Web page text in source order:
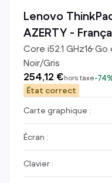
Lenovo
AZERTY -
Core i52.1 GHz16Go
Noir/Gris
254,12 €hors taxe-
État correct
Carte graphique :
Écran :
Clavier :